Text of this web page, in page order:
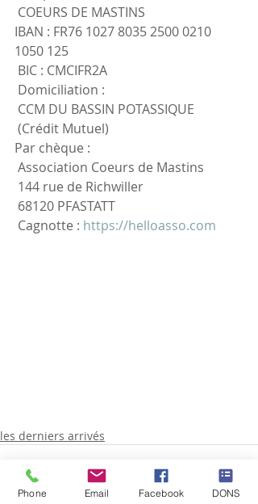
COEURS DE MASTINS
IBAN : FR76 1027 8035 2500 0210
1050 125
BIC : CMCIFR2A
Domiciliation :
CCM DU BASSIN POTASSIQUE
(Crédit Mutuel)
Par chèque :
Association Coeurs de Mastins
144 rue de Richwiller
68120 PFASTATT
Cagnotte : https://helloasso.com
les derniers arrivés
Phone Email Facebook DONS